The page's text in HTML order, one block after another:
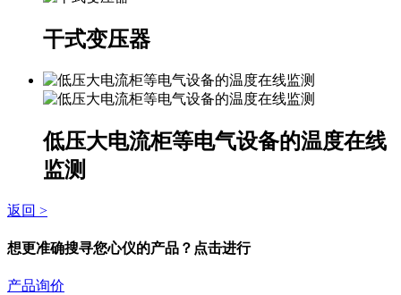
干式变压器
低压大电流柜等电气设备的温度在线
监测
返回 >
想更准确搜寻您心仪的产品？点击进行
产品询价